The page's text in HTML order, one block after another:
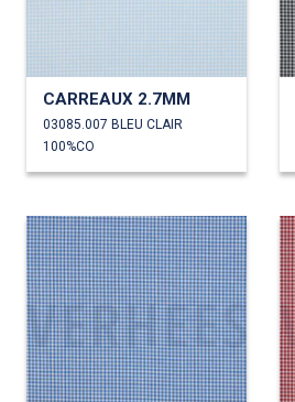
CARREAUX 2.7MM
03085.007 BLEU CLAIR
100%CO